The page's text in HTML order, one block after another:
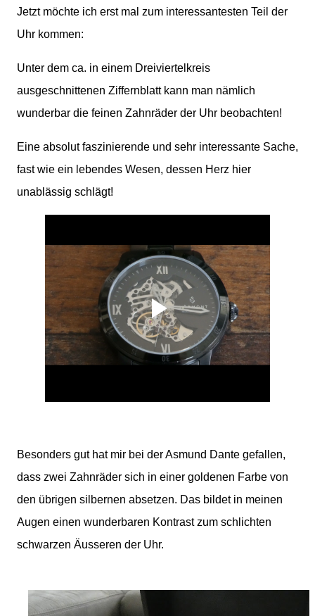
Jetzt möchte ich erst mal zum interessantesten Teil der
Uhr kommen:
Unter dem ca. in einem Dreiviertelkreis
ausgeschnittenen Ziffernblatt kann man nämlich
wunderbar die feinen Zahnräder der Uhr beobachten!
Eine absolut faszinierende und sehr interessante Sache,
fast wie ein lebendes Wesen, dessen Herz hier
unablässig schlägt!
Besonders gut hat mir bei der Asmund Dante gefallen,
dass zwei Zahnräder sich in einer goldenen Farbe von
den übrigen silbernen absetzen. Das bildet in meinen
Augen einen wunderbaren Kontrast zum schlichten
schwarzen Äusseren der Uhr.